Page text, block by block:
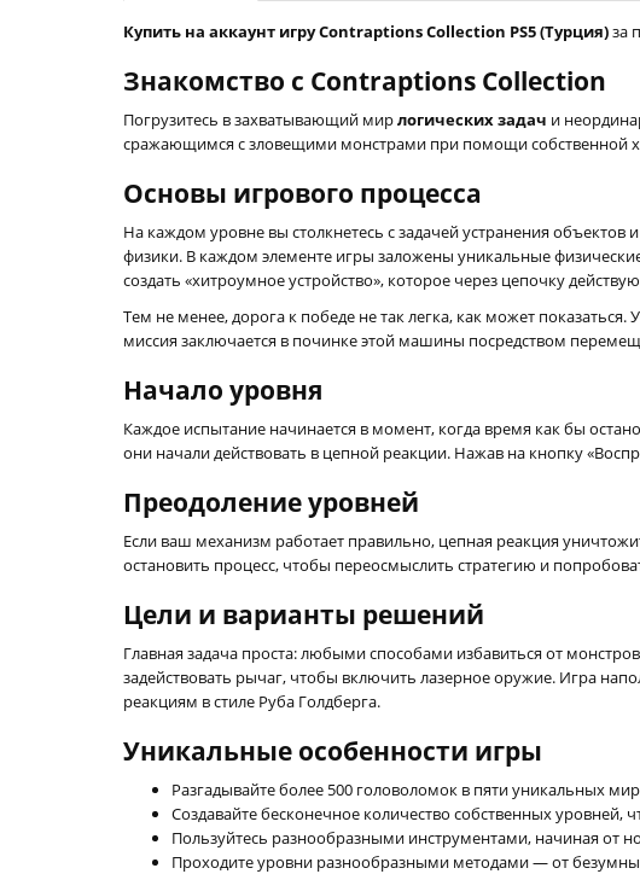
Купить на аккаунт игру Contraptions Collection PS5 (Турция)за
Знакомство с Contraptions Collection
Погрузитесь в захватывающий мирлогических задач и
сражающимся с зловещими монстрами при помощи собственной
Основы игрового процесса
На каждом уровне вы столкнетесь с задачей устранения
физики. В каждом элементе игры заложены уникальные
создать «хитроумное устройство», которое через цепочку
Тем не менее, дорога к победе не так легка, как может
миссия заключается в починке этой машины посредством
Начало уровня
Каждое испытание начинается в момент, когда время как бы
они начали действовать в цепной реакции. Нажав на кнопку
Преодоление уровней
Если ваш механизм работает правильно, цепная реакция
остановить процесс, чтобы переосмыслить стратегию и
Цели и варианты решений
Главная задача проста: любыми способами избавиться от
задействовать рычаг, чтобы включить лазерное оружие. Игра
реакциям в стиле Руба Голдберга.
Уникальные особенности игры
Разгадывайте более 500 головоломок в пяти уникальных
Создавайте бесконечное количество собственных уровней,
Пользуйтесь разнообразными инструментами, начиная от
Проходите уровни разнообразными методами — от